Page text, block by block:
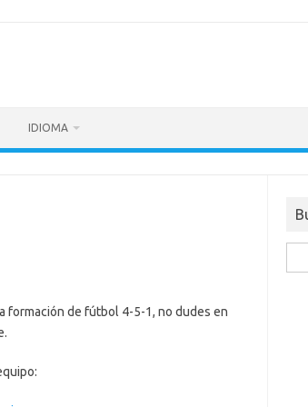
IDIOMA
formación de fútbol 4-5-1, no dudes en
for: